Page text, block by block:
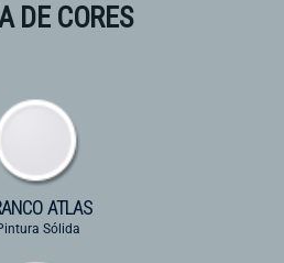
DE CORES
ATLAS
Sólida